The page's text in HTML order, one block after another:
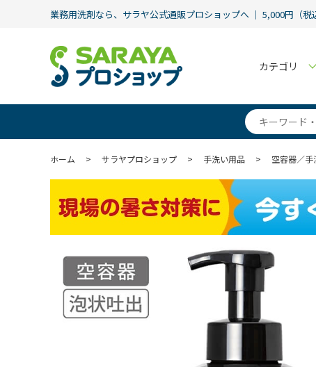
業務用洗剤なら、サラヤ公式通販プロショップへ ｜ 5,000円（税
カテゴリ
ホーム > サラヤプロショップ > 手洗い用品 > 空容器／手